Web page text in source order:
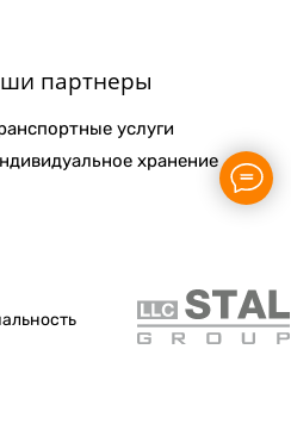
партнеры
услуги
хранение